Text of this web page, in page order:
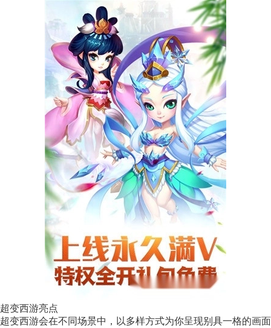
超变西游亮点
超变西游会在不同场景中，以多样方式为你呈现别具一格的画面